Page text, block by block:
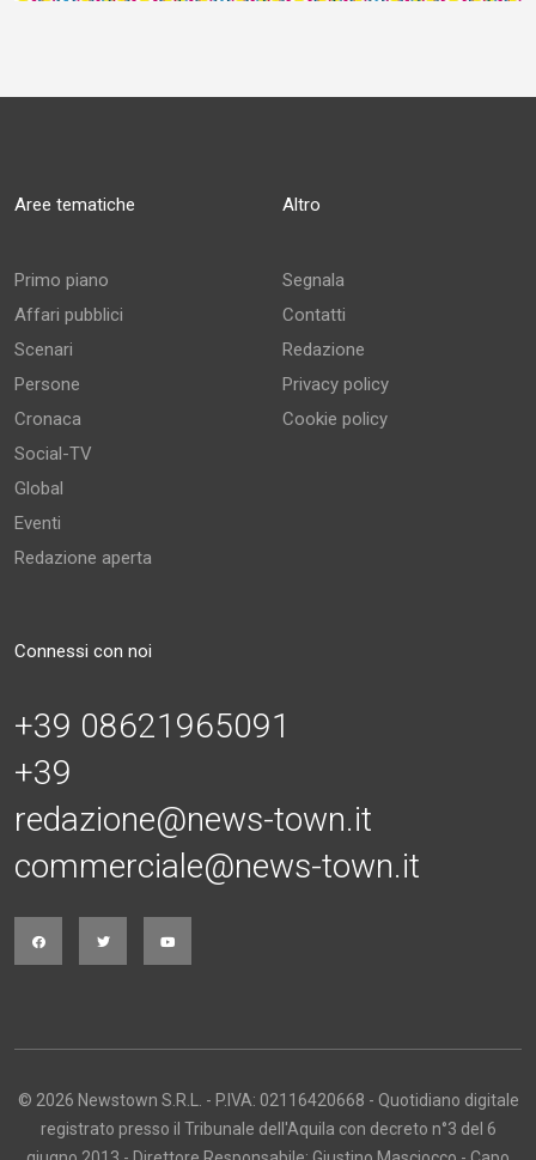
Aree tematiche
Primo piano
Affari pubblici
Scenari
Persone
Cronaca
Social-TV
Global
Eventi
Redazione aperta
Altro
Segnala
Contatti
Redazione
Privacy policy
Cookie policy
Connessi con noi
+39 08621965091
+39
redazione@news-town.it
commerciale@news-town.it
© 2026 Newstown S.R.L. - P.IVA: 02116420668 - Quotidiano digitale
registrato presso il Tribunale dell'Aquila con decreto n°3 del 6